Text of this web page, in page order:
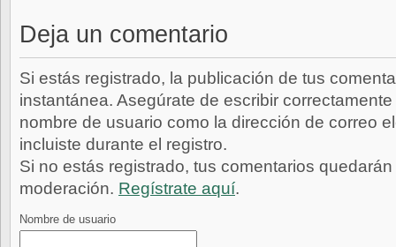
Deja un comentario
Si estás registrado, la publicación de tus
instantánea. Asegúrate de escribir
nombre de usuario como la dirección de correo
incluiste durante el registro.
Si no estás registrado, tus comentarios
moderación. Regístrate aquí.
Nombre de usuario